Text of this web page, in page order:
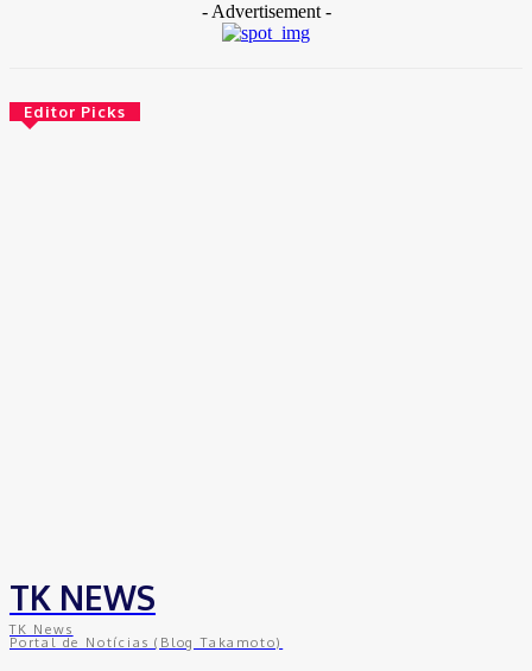
- Advertisement -
Editor Picks
TK NEWS
TK News
Portal de Notícias (Blog Takamoto)